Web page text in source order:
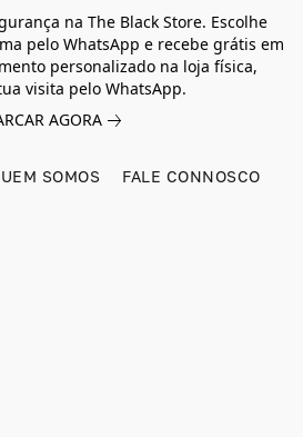
na The Black Store. Escolhe
pelo WhatsApp e recebe grátis em
personalizado na loja física,
visita pelo WhatsApp.
AGORA
SOMOS FALE CONNOSCO